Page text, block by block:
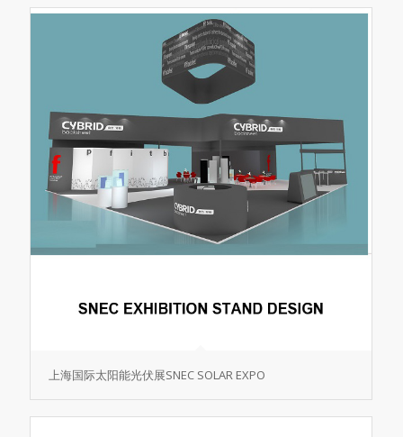
上海国际太阳能光伏展SNEC SOLAR EXPO